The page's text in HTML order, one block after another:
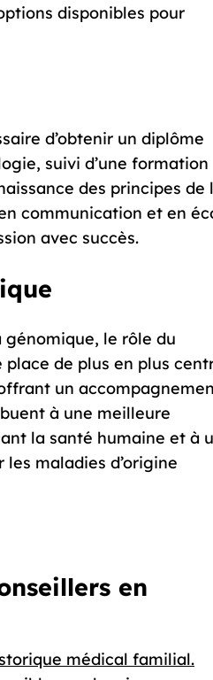
disponibles pour
d’obtenir un diplôme
suivi d’une formation
des principes de
communication et en
avec succès.
génomique, le rôle du
de plus en plus
un
à une meilleure
la santé humaine et à
maladies d’origine
en
médical familial.